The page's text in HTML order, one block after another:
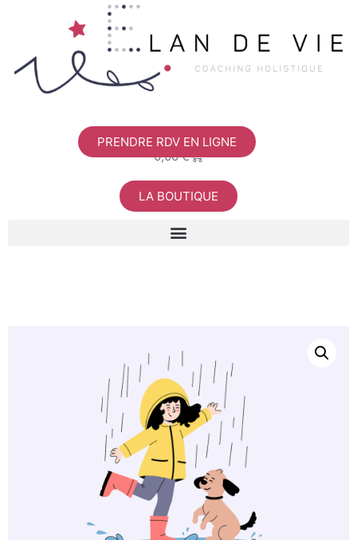
PRENDRE RDV EN LIGNE
0,00€
0
LA BOUTIQUE